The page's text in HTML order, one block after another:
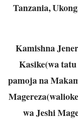
Tanzania,
Kamishna
Kasike(wa
pamoja na
wa Jeshi